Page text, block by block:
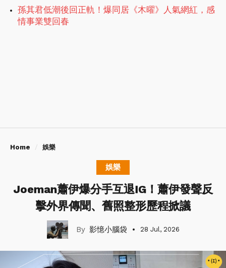
孫其君低潮後回正軌！爆同居《木曜》人氣網紅，感
情事業雙回春
Home 娛樂
娛樂
Joeman蕭伊爆分手互退IG！蕭伊發聲反
擊外界傳聞、舊照整形歷程掀議
影憶小腦袋 28 Jul, 2026